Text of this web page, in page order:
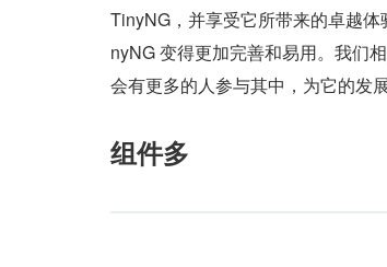
TinyNG，并享受它所带来的卓越
nyNG 变得更加完善和易用。我们
会有更多的人参与其中，为它的发
组件多